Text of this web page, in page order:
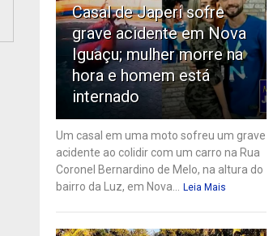
Casal de Japeri sofre
grave acidente em Nova
Iguaçu; mulher morre na
hora e homem está
internado
Um casal em uma moto sofreu um grave
acidente ao colidir com um carro na Rua
Coronel Bernardino de Melo, na altura do
bairro da Luz, em Nova...
Leia Mais